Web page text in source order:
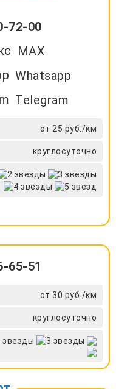
72-00
MAX
Whatsapp
Telegram
от 25 руб./км
круглосуточно
65-51
от 30 руб./км
круглосуточно